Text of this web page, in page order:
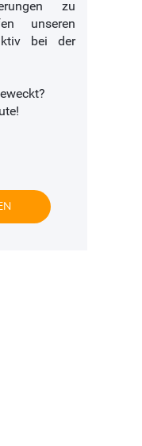
zu
unseren
bei der